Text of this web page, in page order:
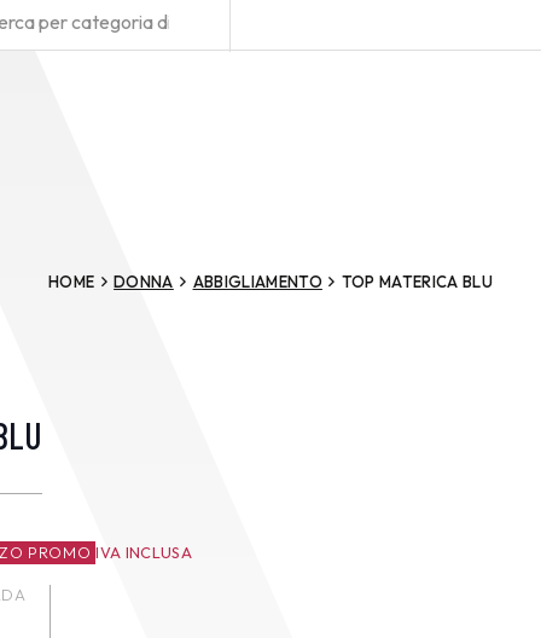
HOME DONNA ABBIGLIAMENTO TOP MATERICA BLU
PROMO IVA INCLUSA